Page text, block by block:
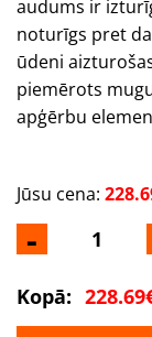
audums ir
noturīgs pret
ūdeni
piemērots
apģērbu
-
Jūsu cena:
Kopā: